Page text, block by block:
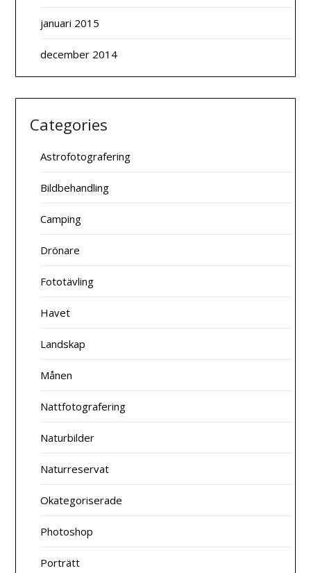
januari 2015
december 2014
Categories
Astrofotografering
Bildbehandling
Camping
Drönare
Fototävling
Havet
Landskap
Månen
Nattfotografering
Naturbilder
Naturreservat
Okategoriserade
Photoshop
Porträtt